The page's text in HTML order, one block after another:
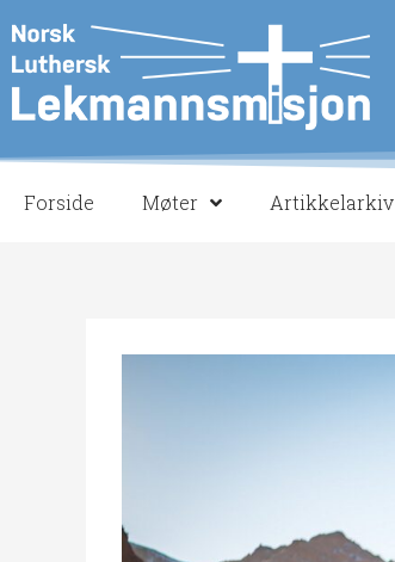
rett
til
innholdet
Forside Møter Artikkelarkiv